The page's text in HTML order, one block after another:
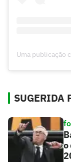
SUGERIDA
o